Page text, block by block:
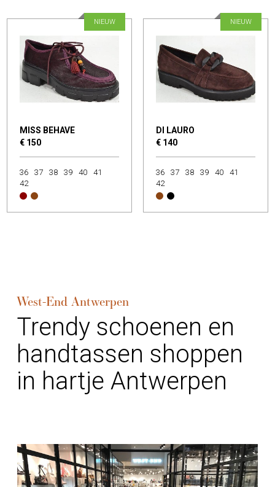
MISS BEHAVE
€ 150
NIEUW
36 37 38 39 40
41
42
DI LAURO
€ 140
NIEUW
36 37 38 39 40
41
42
West-End Antwerpen
Trendy schoenen en
handtassen shoppen
in hartje Antwerpen